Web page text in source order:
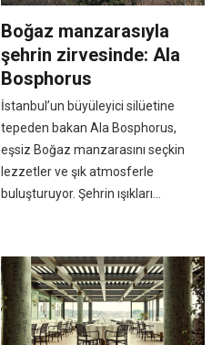
Boğaz manzarasıyla
şehrin zirvesinde: Ala
Bosphorus
İstanbul’un büyüleyici silüetine
tepeden bakan Ala Bosphorus,
eşsiz Boğaz manzarasını seçkin
lezzetler ve şık atmosferle
buluşturuyor. Şehrin ışıkları...